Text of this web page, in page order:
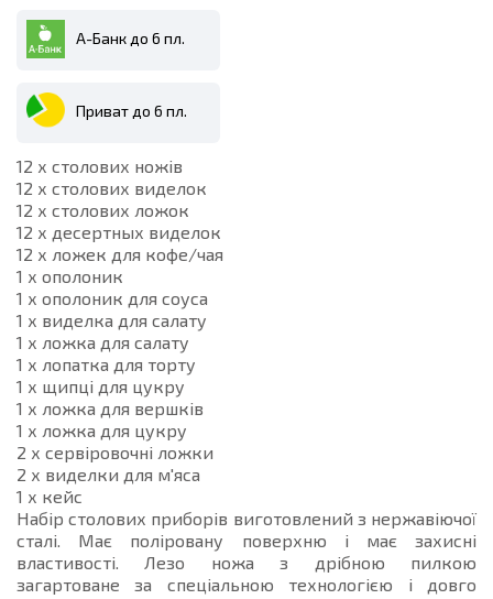
А-Банк до 6 пл.
Приват до 6 пл.
12 х стoлoвих ножів
12 х столових виделок
12 х столових ложок
12 х десертных виделок
12 х ложек для кофе/чая
1 х ополоник
1 х ополоник для соуса
1 х виделка для салату
1 х ложка для салату
1 х лопатка для торту
1 х щипці для цукру
1 х ложка для вершків
1 х ложка для цукру
2 х сервіровочні ложки
2 х виделки для м'яса
1 х кейс
Набір столових приборів виготовлений з нержавіючої
сталі. Має поліровану поверхню і має захисні
властивості. Лезо ножа з дрібною пилкою
загартоване за спеціальною технологією і довго